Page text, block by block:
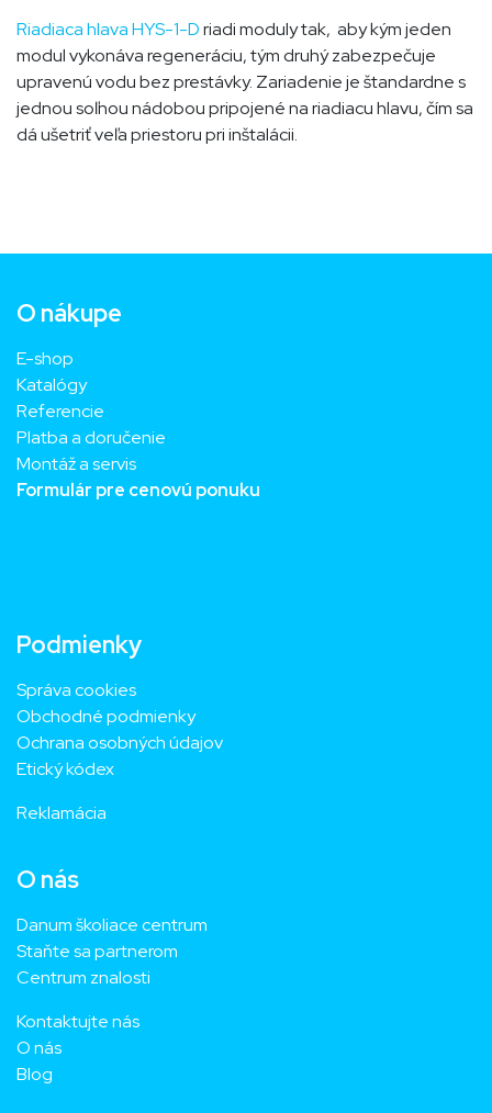
Riadiaca hlava HYS-1-Driadi moduly tak, aby kým jeden
modul vykonáva regeneráciu, tým druhý zabezpečuje
upravenú vodu bez prestávky. Zariadenie je štandardne s
jednou soľnou nádobou pripojené na riadiacu hlavu, čím sa
dá ušetriť veľa priestoru pri inštalácii.
O nákupe
E-shop
Katalógy
Referencie
Platba a doručenie
Montáž a servis
Formulár pre cenovú ponuku
Podmienky
Správa cookies
Obchodné podmienky
Ochrana osobných údajov
Etický kódex
Reklamácia
O nás
Danum školiace centrum
Staňte sa partnerom
Centrum znalosti
Kontaktujte nás
O nás
Blog